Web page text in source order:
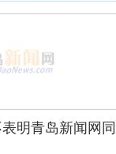
明青岛新闻网